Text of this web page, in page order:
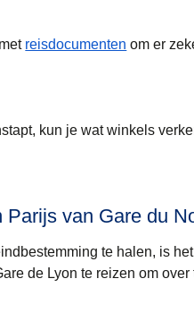
reisdocumenten om er
kun je wat winkels
Parijs van Gare du
te halen, is
de Lyon te reizen om